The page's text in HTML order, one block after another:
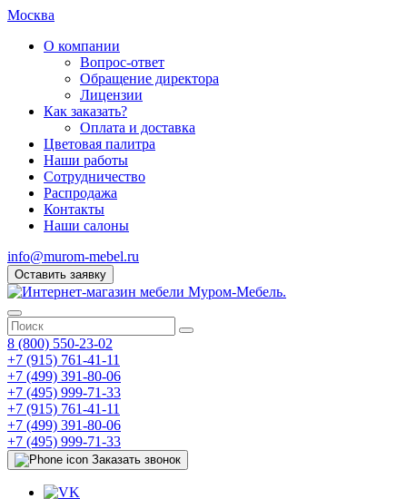
Москва
О компании
Вопрос-ответ
Обращение директора
Лицензии
Как заказать?
Оплата и доставка
Цветовая палитра
Наши работы
Сотрудничество
Распродажа
Контакты
Наши салоны
info@murom-mebel.ru
Оставить заявку
8 (800) 550-23-02
+7 (915) 761-41-11
+7 (499) 391-80-06
+7 (495) 999-71-33
+7 (915) 761-41-11
+7 (499) 391-80-06
+7 (495) 999-71-33
Заказать звонок